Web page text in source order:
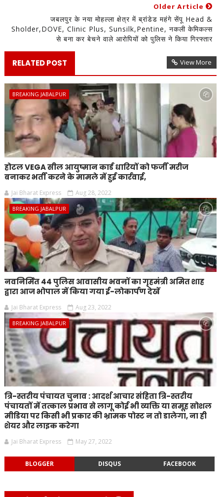
Older Article
जबलपुर के नया मोहल्ला क्षेत्र में ब्रांडेड महंगे सेंपू Head &
Sholder,DOVE, Clinic Plus, Sunsilk,pentine, नकली केमिकल्स
से बना कर बेचने वाले आरोपियों को पुलिस ने किया गिरफ्तार
RELATED POST View More
BREAKING JABALPUR
होटल VEGA सील आयुष्मान कार्ड धारियों को फर्जी मरीज
बनाकर भर्ती करने के मामले में हुई कार्रवाई,
Jai Bharat Express Aug 28, 2022
BREAKING JABALPUR
नवनिर्मित 44 पुलिस आवासीय भवनों का गृहमंत्री अमित शाह
द्वारा आज भोपाल में किया गया ई-लोकार्पण देखें
Jai Bharat Express Aug 23, 2022
BREAKING JABALPUR
त्रि-स्तरीय पंचायत चुनाव : आदर्श आचार संहिता त्रि-स्तरीय
पंचायतों में तत्काल प्रभाव से लागू कोई भी व्यक्ति या समूह सोशल
मीडिया पर किसी भी प्रकार की भ्रामक पोस्ट न तो डालेगा, ना ही
शेयर और लाइक करेगा
Jai Bharat Express May 27, 2022
BLOGGER DISQUS FACEBOOK